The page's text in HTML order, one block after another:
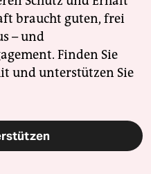
braucht guten, frei
– und
Finden Sie
und unterstützen Sie